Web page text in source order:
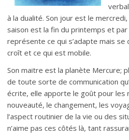
à la dualité. Son jour est le
saison est la fin du printemps et
représente ce qui s’adapte mais se
croît et ce qui est mobile.
Son maitre est la planète Mercure;
de toute sorte de communication
écrite, elle apporte le goût pour les
nouveauté, le changement, les
l’aspect routinier de la vie ou des
n’aime pas ces côtés là, tant